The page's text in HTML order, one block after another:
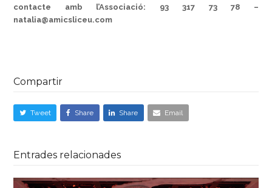
contacte amb l’Associació: 93 317 73 78 –
natalia@amicsliceu.com
Compartir
Tweet Share Share Email
Entrades relacionades